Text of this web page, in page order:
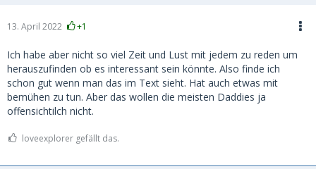
13. April 2022 +1
Ich habe aber nicht so viel Zeit und Lust mit jedem zu reden um
herauszufinden ob es interessant sein könnte. Also finde ich
schon gut wenn man das im Text sieht. Hat auch etwas mit
bemühen zu tun. Aber das wollen die meisten Daddies ja
offensichtilch nicht.
loveexplorer gefällt das.